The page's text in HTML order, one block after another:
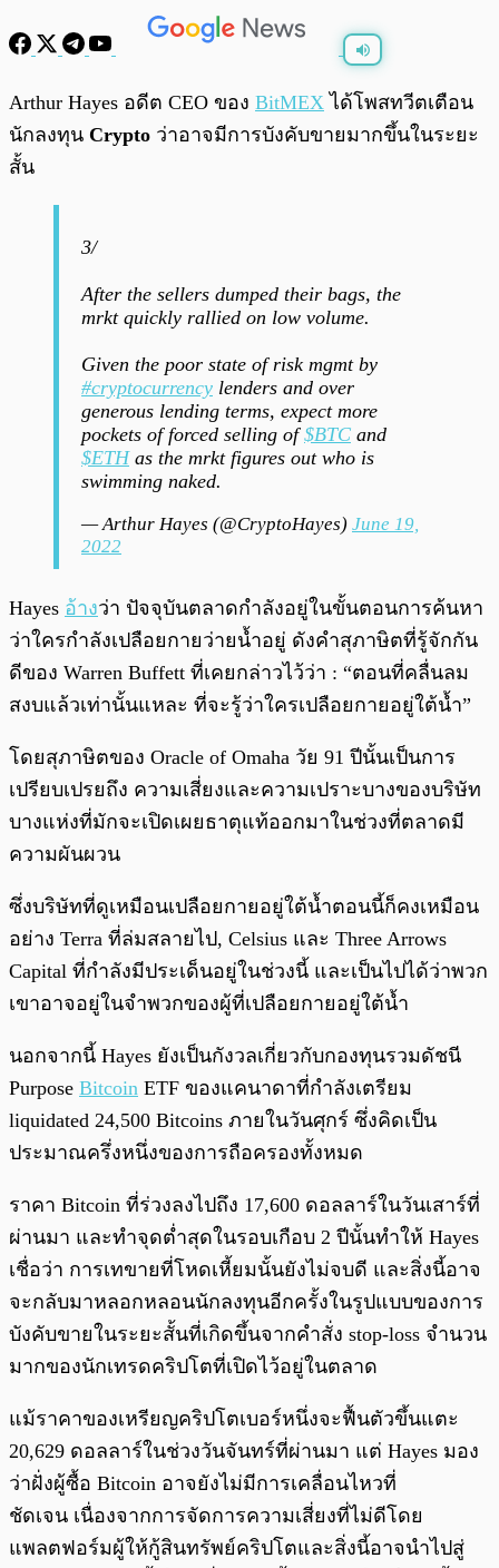
/ 0:00
Arthur Hayes อดีต CEO ของ BitMEX ได้โพสทวีตเตือน
นักลงทุน Crypto ว่าอาจมีการบังคับขายมากขึ้นในระยะ
สั้น
3/
After the sellers dumped their bags, the
mrkt quickly rallied on low volume.
Given the poor state of risk mgmt by
#cryptocurrency lenders and over
generous lending terms, expect more
pockets of forced selling of$BTC and
$ETHas the mrkt figures out who is
swimming naked.
— Arthur Hayes (@CryptoHayes) June 19,
2022
Hayes อ้างว่า ปัจจุบันตลาดกำลังอยู่ในขั้นตอนการค้นหา
ว่าใครกำลังเปลือยกายว่ายน้ำอยู่ ดังคำสุภาษิตที่รู้จักกัน
ดีของ Warren Buffett ที่เคยกล่าวไว้ว่า : “ตอนที่คลื่นลม
สงบแล้วเท่านั้นแหละ ที่จะรู้ว่าใครเปลือยกายอยู่ใต้น้ำ”
โดยสุภาษิตของ Oracle of Omaha วัย 91 ปีนั้นเป็นการ
เปรียบเปรยถึง ความเสี่ยงและความเปราะบางของบริษัท
บางแห่งที่มักจะเปิดเผยธาตุแท้ออกมาในช่วงที่ตลาดมี
ความผันผวน
ซึ่งบริษัทที่ดูเหมือนเปลือยกายอยู่ใต้น้ำตอนนี้ก็คงเหมือน
อย่าง Terra ที่ล่มสลายไป, Celsius และ Three Arrows
Capital ที่กำลังมีประเด็นอยู่ในช่วงนี้ และเป็นไปได้ว่าพวก
เขาอาจอยู่ในจำพวกของผู้ที่เปลือยกายอยู่ใต้น้ำ
นอกจากนี้ Hayes ยังเป็นกังวลเกี่ยวกับกองทุนรวมดัชนี
Purpose Bitcoin ETF ของแคนาดาที่กำลังเตรียม
liquidated 24,500 Bitcoins ภายในวันศุกร์ ซึ่งคิดเป็น
ประมาณครึ่งหนึ่งของการถือครองทั้งหมด
ราคา Bitcoin ที่ร่วงลงไปถึง 17,600 ดอลลาร์ในวันเสาร์ที่
ผ่านมา และทำจุดต่ำสุดในรอบเกือบ 2 ปีนั้นทำให้ Hayes
เชื่อว่า การเทขายที่โหดเหี้ยมนั้นยังไม่จบดี และสิ่งนี้อาจ
จะกลับมาหลอกหลอนนักลงทุนอีกครั้งในรูปแบบของการ
บังคับขายในระยะสั้นที่เกิดขึ้นจากคำสั่ง stop-loss จำนวน
มากของนักเทรดคริปโตที่เปิดไว้อยู่ในตลาด
แม้ราคาของเหรียญคริปโตเบอร์หนึ่งจะฟื้นตัวขึ้นแตะ
20,629 ดอลลาร์ในช่วงวันจันทร์ที่ผ่านมา แต่ Hayes มอง
ว่าฝั่งผู้ซื้อ Bitcoin อาจยังไม่มีการเคลื่อนไหวที่
ชัดเจน เนื่องจากการจัดการความเสี่ยงที่ไม่ดีโดย
แพลตฟอร์มผู้ให้กู้สินทรัพย์คริปโตและสิ่งนี้อาจนำไปสู่